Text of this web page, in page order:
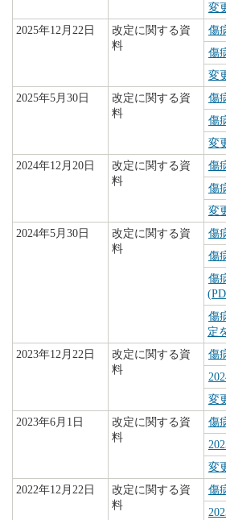
変
2025年12月22日
改定に関する資
料
傷
傷
変
2025年5月30日
改定に関する資
料
傷
傷
変
2024年12月20日
改定に関する資
料
傷
傷
変
2024年5月30日
改定に関する資
料
傷
傷
傷
傷
定
2023年12月22日
改定に関する資
料
傷
変
2023年6月1日
改定に関する資
料
傷
変
2022年12月22日
改定に関する資
料
傷